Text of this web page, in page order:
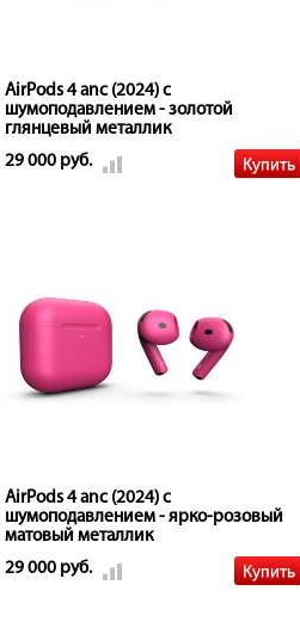
AirPods 4 anc (2024) с
шумоподавлением - золотой
глянцевый металлик
29 000 руб.
AirPods 4 anc (2024) с
шумоподавлением - ярко-розовый
матовый металлик
29 000 руб.